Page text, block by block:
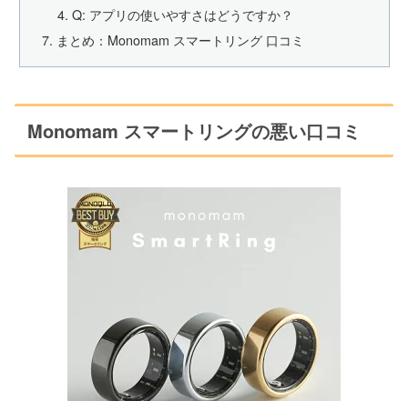
Q: アプリの使いやすさはどうですか？
まとめ：Monomam スマートリング 口コミ
Monomam スマートリングの悪い口コミ